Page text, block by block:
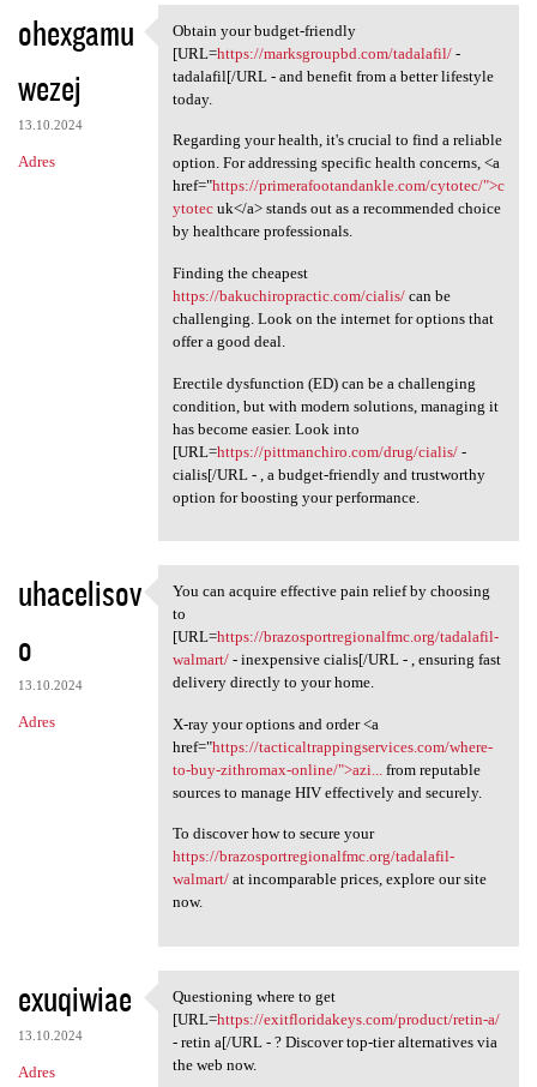
ohexgamu
wezej
13.10.2024
Adres
Obtain your budget-friendly
Obtain your budget-friendly
[URL=https://marksgroupbd.com/tadalafil/-
tadalafil[/URL - and benefit from a better lifestyle
today.
Regarding your health, it's crucial to find a reliable
option. For addressing specific health concerns, <a
href="https://primerafootandankle.com/cytotec/">c
ytotecuk</a> stands out as a recommended choice
by healthcare professionals.
Finding the cheapest
https://bakuchiropractic.com/cialis/can be
challenging. Look on the internet for options that
offer a good deal.
Erectile dysfunction (ED) can be a challenging
condition, but with modern solutions, managing it
has become easier. Look into
[URL=https://pittmanchiro.com/drug/cialis/-
cialis[/URL - , a budget-friendly and trustworthy
option for boosting your performance.
uhacelisov
o
13.10.2024
Adres
You can acquire effective
You can acquire effective pain relief by choosing
to
[URL=https://brazosportregionalfmc.org/tadalafil-
walmart/- inexpensive cialis[/URL - , ensuring fast
delivery directly to your home.
X-ray your options and order <a
href="https://tacticaltrappingservices.com/where-
to-buy-zithromax-online/">azi...
from reputable
sources to manage HIV effectively and securely.
To discover how to secure your
https://brazosportregionalfmc.org/tadalafil-
walmart/at incomparable prices, explore our site
now.
exuqiwiae
13.10.2024
Adres
Questioning where to get [URL
Questioning where to get
[URL=https://exitfloridakeys.com/product/retin-a/
- retin a[/URL - ? Discover top-tier alternatives via
the web now.